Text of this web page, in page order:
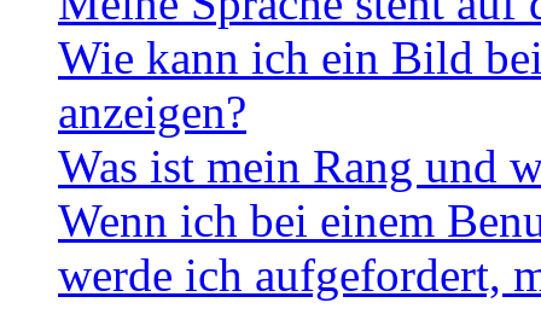
Wie kann ich ein Bild
anzeigen?
Was ist mein Rang und
Wenn ich bei einem
werde ich aufgefordert,